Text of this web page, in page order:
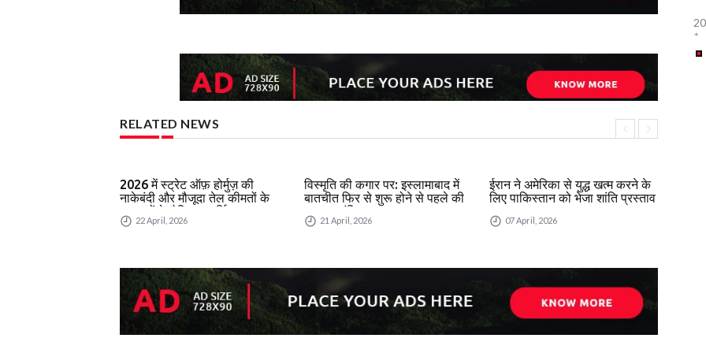
RELATED NEWS
2026 में स्ट्रेट ऑफ़ होर्मुज़ की
नाकेबंदी और मौजूदा तेल कीमतों के
अनुमानों के वैश्विक आर्थिक असर का
विश्लेषण
22 April, 2026
विस्मृति की कगार पर: इस्लामाबाद में
बातचीत फिर से शुरू होने से पहले की
नाज़ुक शांति
21 April, 2026
ईरान ने अमेरिका से युद्ध खत्म करने के
लिए पाकिस्तान को भेजा शांति प्रस्ताव
07 April, 2026
पर